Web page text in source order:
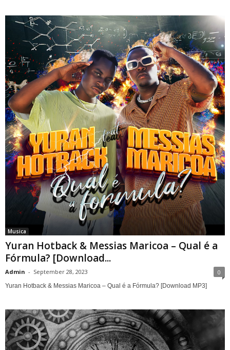
Musica
Yuran Hotback & Messias Maricoa – Qual é a
Fórmula? [Download...
Admin - September 28, 2023 0
Yuran Hotback & Messias Maricoa – Qual é a Fórmula? [Download MP3]